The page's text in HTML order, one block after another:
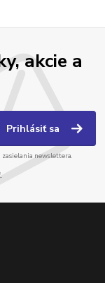
akcie a
Prihlásiť sa
zasielania newslettera.